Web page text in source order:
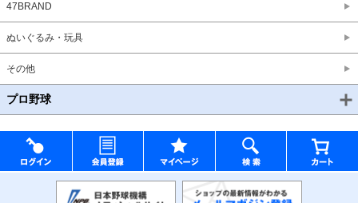
47BRAND
ぬいぐるみ・玩具
その他
プロ野球